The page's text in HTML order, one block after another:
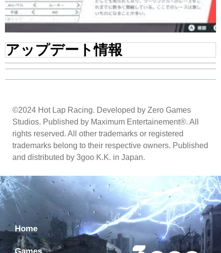
アップデート情報
©2024 Hot Lap Racing. Developed by Zero Games
Studios. Published by Maximum Entertainement®. All
rights reserved. All other trademarks or registered
trademarks belong to their respective owners. Published
and distributed by 3goo K.K. in Japan.
Home